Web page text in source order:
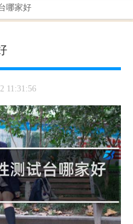
哪家好
11:31:56